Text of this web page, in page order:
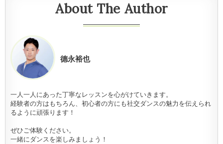
About The Author
德永裕也
一人一人にあった丁寧なレッスンを心がけていきます。
経験者の方はもちろん、初心者の方にも社交ダンスの魅力を伝えられ
るように頑張ります！
ぜひご体験ください。
一緒にダンスを楽しみましょう！